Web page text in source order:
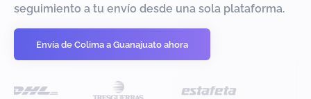
seguimiento a tu envío desde una sola plataforma.
Envía de Colima a Guanajuato ahora